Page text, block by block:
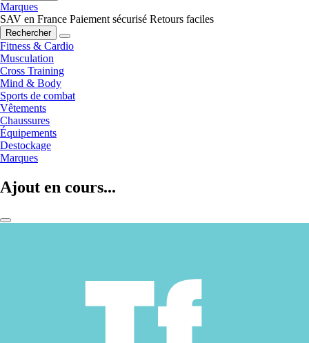
Marques
SAV en France Paiement sécurisé Retours faciles
Rechercher
Fitness & Cardio
Musculation
Cross Training
Mind & Body
Sports de combat
Vêtements
Chaussures
Équipements
Destockage
Marques
Ajout en cours...